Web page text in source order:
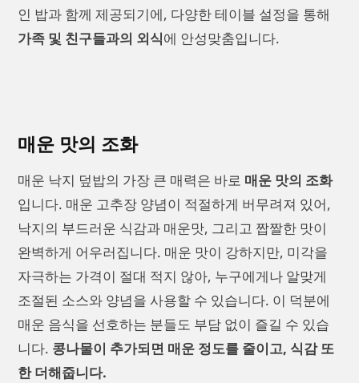
인 밥과 함께 제공되기에, 다양한 테이블 설정을 통해
가족 및 친구들과의 외식에 안성맞춤입니다.
매운 맛의 조화
매운 낙지 덮밥의 가장 큰 매력은 바로 매운 맛의 조화
입니다. 매운 고추장 양념이 적절하게 버무려져 있어,
낙지의 부드러운 식감과 매운맛, 그리고 짭짤한 맛이
완벽하게 어우러집니다. 매운 맛이 강하지만, 미각을
자극하는 가격이 절대 적지 않아, 누구에게나 알맞게
조절된 소스와 양념을 사용할 수 있습니다. 이 덕분에
매운 음식을 선호하는 분들도 부담 없이 즐길 수 있습
니다. 콩나물이 추가되면 매운 정도를 줄이고, 식감 또
한 더해줍니다.